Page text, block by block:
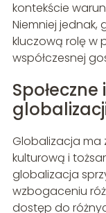
kontekście
Niemniej
kluczową rolę w
współczesnej
Globalizacja ma
kulturową i
globalizacja
wzbogaceniu
dostęp do